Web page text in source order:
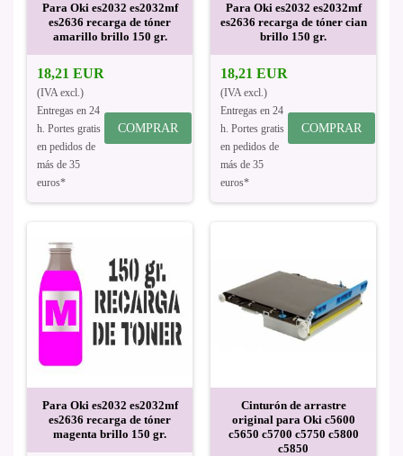
Para Oki es2032 es2032mf
es2636 recarga de tóner
amarillo brillo 150 gr.
18,21 EUR
(IVA excl.)
Entregas en 24
h. Portes gratis
en pedidos de
más de 35
euros*
COMPRAR
Para Oki es2032 es2032mf
es2636 recarga de tóner cian
brillo 150 gr.
18,21 EUR
(IVA excl.)
Entregas en 24
h. Portes gratis
en pedidos de
más de 35
euros*
COMPRAR
Para Oki es2032 es2032mf
es2636 recarga de tóner
magenta brillo 150 gr.
Cinturón de arrastre
original para Oki c5600
c5650 c5700 c5750 c5800
c5850